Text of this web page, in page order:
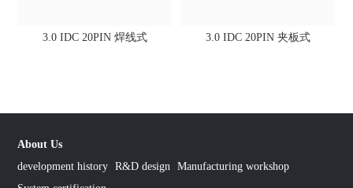
3.0 IDC 20PIN 焊线式 3.0 IDC 20PIN 夹板式
About Us
development history R&D design
Manufacturing workshop